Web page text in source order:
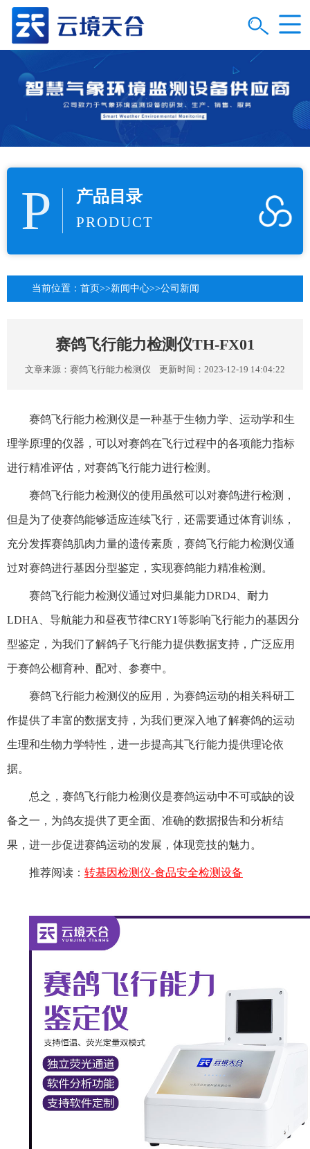
P 产品目录
PRODUCT
当前位置： 首页>>新闻中心>>公司新闻
赛鸽飞行能力检测仪TH-FX01
文章来源： 赛鸽飞行能力检测仪 更新时间：2023-12-19 14:04:22
赛鸽飞行能力检测仪是一种基于生物力学、运动学和生
理学原理的仪器，可以对赛鸽在飞行过程中的各项能力指标
进行精准评估，对赛鸽飞行能力进行检测。
赛鸽飞行能力检测仪的使用虽然可以对赛鸽进行检测，
但是为了使赛鸽能够适应连续飞行，还需要通过体育训练，
充分发挥赛鸽肌肉力量的遗传素质，赛鸽飞行能力检测仪通
过对赛鸽进行基因分型鉴定，实现赛鸽能力精准检测。
赛鸽飞行能力检测仪通过对归巢能力DRD4、耐力
LDHA、导航能力和昼夜节律CRY1等影响飞行能力的基因分
型鉴定，为我们了解鸽子飞行能力提供数据支持，广泛应用
于赛鸽公棚育种、配对、参赛中。
赛鸽飞行能力检测仪的应用，为赛鸽运动的相关科研工
作提供了丰富的数据支持，为我们更深入地了解赛鸽的运动
生理和生物力学特性，进一步提高其飞行能力提供理论依
据。
总之，赛鸽飞行能力检测仪是赛鸽运动中不可或缺的设
备之一，为鸽友提供了更全面、准确的数据报告和分析结
果，进一步促进赛鸽运动的发展，体现竞技的魅力。
推荐阅读： 转基因检测仪-食品安全检测设备